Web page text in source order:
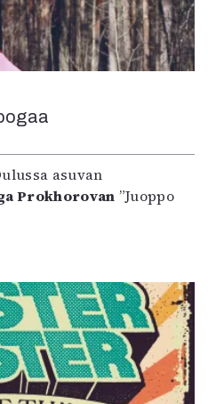
asuvan
Prokhorovan ”Juoppo